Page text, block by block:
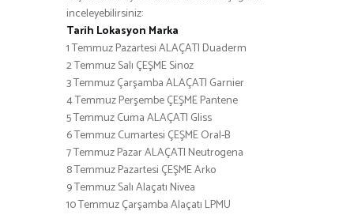
inceleyebilirsiniz:
Tarih Lokasyon Marka
1 Temmuz Pazartesi ALAÇATI Duaderm
2 Temmuz Salı ÇEŞME Sinoz
3 Temmuz Çarşamba ALAÇATI Garnier
4 Temmuz Perşembe ÇEŞME Pantene
5 Temmuz Cuma ALAÇATI Gliss
6 Temmuz Cumartesi ÇEŞME Oral-B
7 Temmuz Pazar ALAÇATI Neutrogena
8 Temmuz Pazartesi ÇEŞME Arko
9 Temmuz Salı Alaçatı Nivea
10 Temmuz Çarşamba Alaçatı LPMU